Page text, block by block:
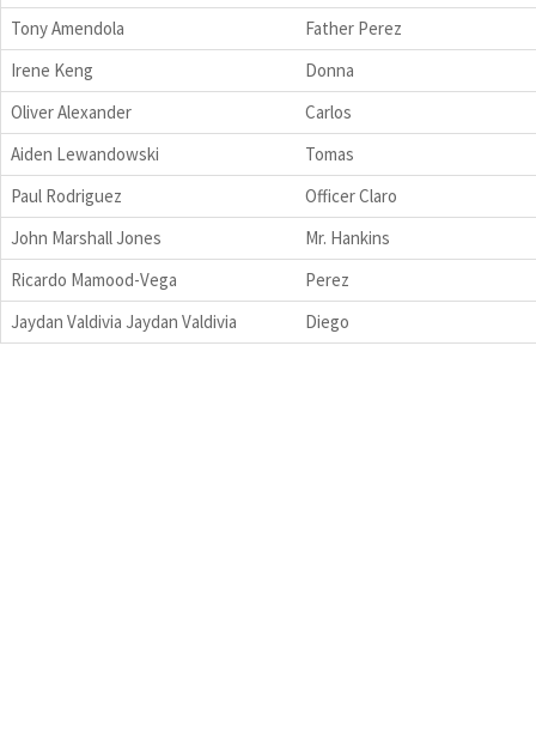
Tony Amendola
Father Perez
Irene Keng
Donna
Oliver Alexander
Carlos
Aiden Lewandowski
Tomas
Paul Rodriguez
Officer Claro
John Marshall Jones
Mr. Hankins
Ricardo Mamood-Vega
Perez
Jaydan Valdivia Jaydan Valdivia
Diego